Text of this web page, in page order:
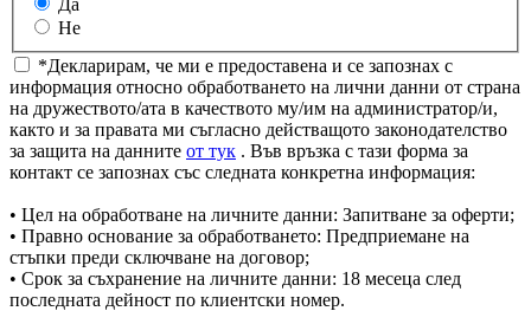
Не
*Декларирам, че ми е предоставена и се запознах с
информация относно обработването на лични данни от страна
на дружеството/ата в качеството му/им на администратор/и,
както и за правата ми съгласно действащото законодателство
за защита на данните от тук . Във връзка с тази форма за
контакт се запознах със следната конкретна информация:
• Цел на обработване на личните данни: Запитване за оферти;
• Правно основание за обработването: Предприемане на
стъпки преди сключване на договор;
• Срок за съхранение на личните данни: 18 месеца след
последната дейност по клиентски номер.